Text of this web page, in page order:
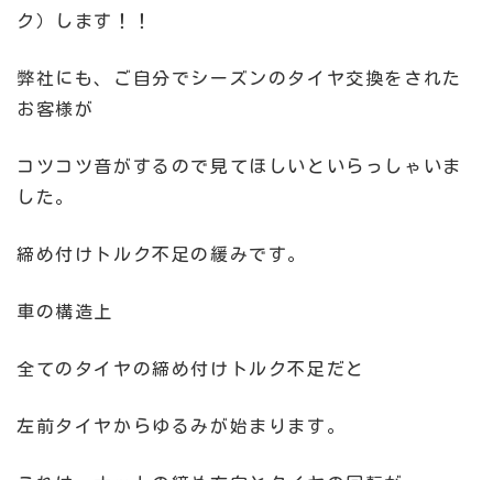
ク）します！！
弊社にも、ご自分でシーズンのタイヤ交換をされた
お客様が
コツコツ音がするので見てほしいといらっしゃいま
した。
締め付けトルク不足の緩みです。
車の構造上
全てのタイヤの締め付けトルク不足だと
左前タイヤからゆるみが始まります。